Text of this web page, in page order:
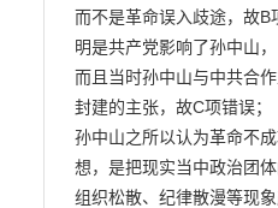
而不是革命误入歧途，故B
明是共产党影响了孙中山，
而且当时孙中山与中共合
封建的主张，故C项错误；
孙中山之所以认为革命不
想，是把现实当中政治团
组织松散、纪律散漫等现